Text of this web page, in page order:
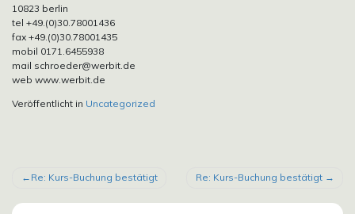
10823 berlin
tel +49.(0)30.78001436
fax +49.(0)30.78001435
mobil 0171.6455938
mail schroeder@werbit.de
web www.werbit.de
Veröffentlicht in Uncategorized
BEITRAGSNAVIGATION
Re: Kurs-Buchung bestätigt Re: Kurs-Buchung bestätigt